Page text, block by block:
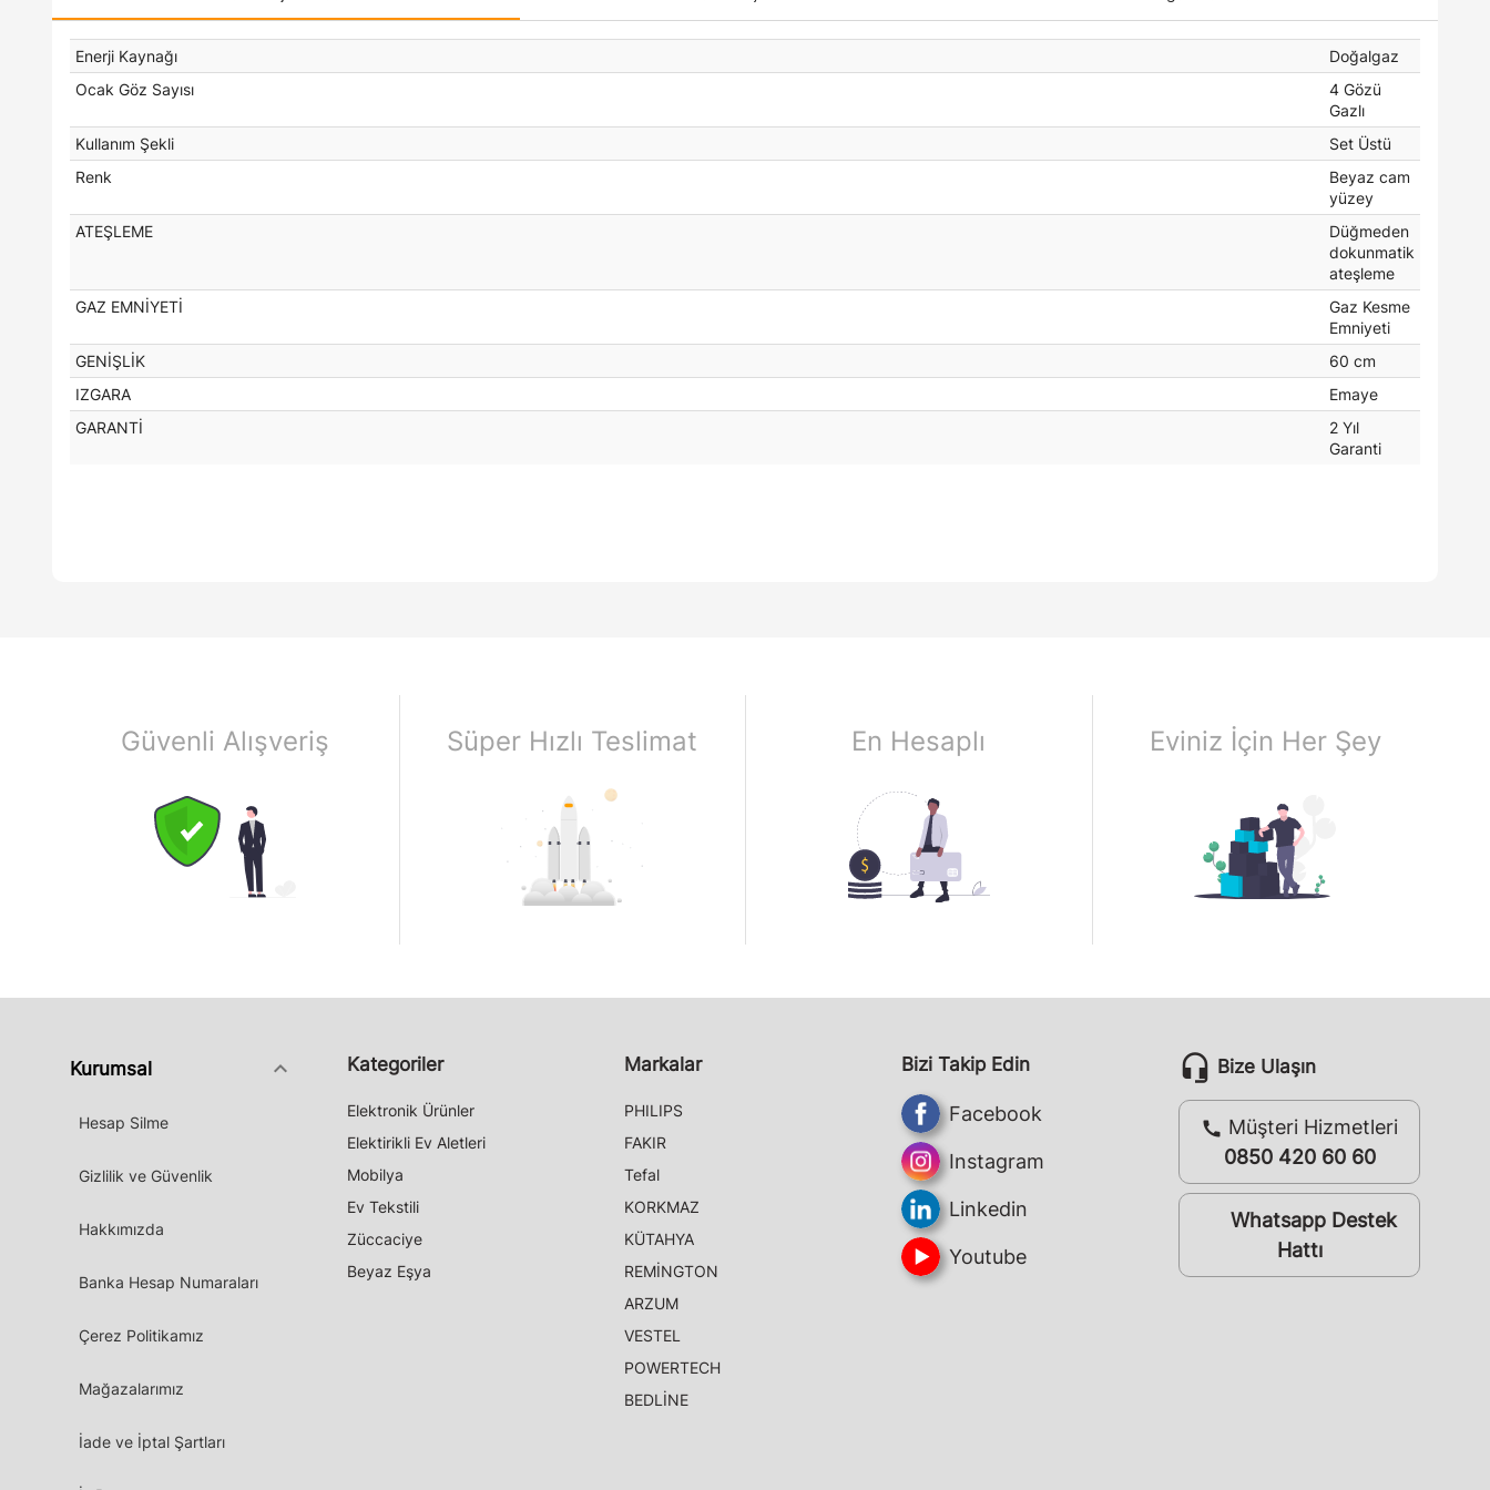
Enerji Kaynağı
Doğalgaz
Ocak Göz Sayısı
4 Gözü
Gazlı
Kullanım Şekli
Set Üstü
Renk
Beyaz cam
yüzey
ATEŞLEME
Düğmeden
dokunmatik
ateşleme
GAZ EMNİYETİ
Gaz Kesme
Emniyeti
GENİŞLİK
60 cm
IZGARA
Emaye
GARANTİ
2 Yıl
Garanti
Güvenli Alışveriş Süper Hızlı Teslimat En Hesaplı Eviniz İçin Her Şey
Kurumsal keyboard_arrow_down
Hesap Silme
Gizlilik ve Güvenlik
Hakkımızda
Banka Hesap Numaraları
Çerez Politikamız
Mağazalarımız
İade ve İptal Şartları
Kategoriler
Elektronik Ürünler
Elektirikli Ev Aletleri
Mobilya
Ev Tekstili
Züccaciye
Beyaz Eşya
Markalar
PHILIPS
FAKIR
Tefal
KORKMAZ
KÜTAHYA
REMİNGTON
ARZUM
VESTEL
POWERTECH
BEDLİNE
Bizi Takip Edin
Facebook
Instagram
Linkedin
Youtube
headset_mic Bize Ulaşın
call Müşteri Hizmetleri
0850 420 60 60
whatsappWhatsapp Destek
Hattı